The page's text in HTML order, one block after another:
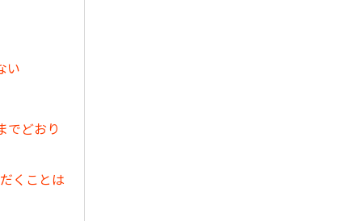
い
でどおり
くことは